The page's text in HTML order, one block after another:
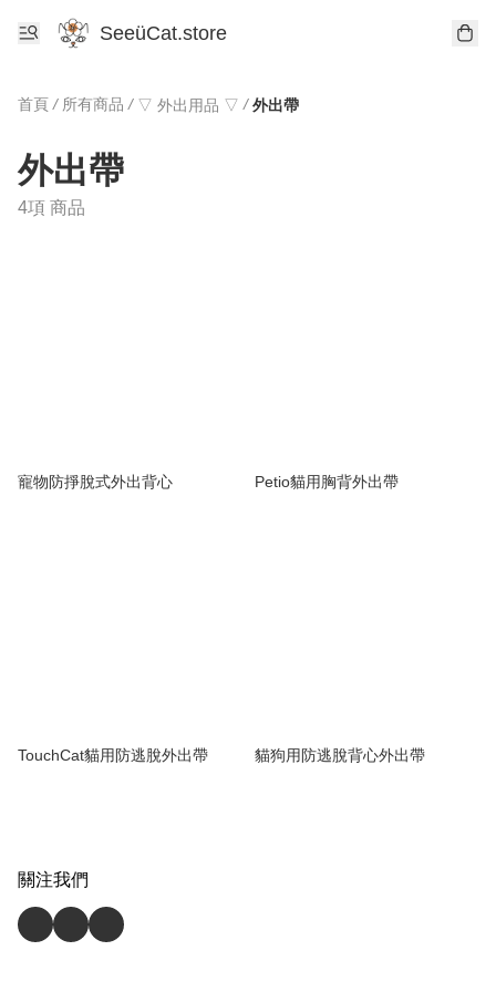
SeeüCat.store
首頁 / 所有商品 / ▽ 外出用品 ▽ / 外出帶
外出帶
4項 商品
寵物防掙脫式外出背心 Petio貓用胸背外出帶
TouchCat貓用防逃脫外出帶 貓狗用防逃脫背心外出帶
關注我們